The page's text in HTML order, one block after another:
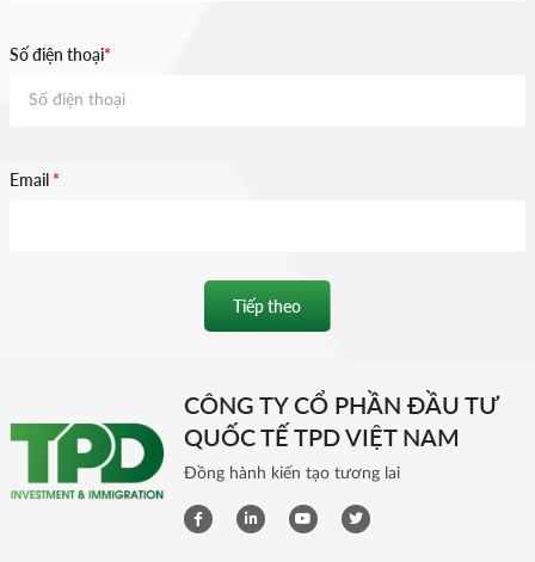
Số điện thoại*
Email *
Tiếp theo
CÔNG TY CỔ PHẦN ĐẦU TƯ
QUỐC TẾ TPD VIỆT NAM
Đồng hành kiến tạo tương lai